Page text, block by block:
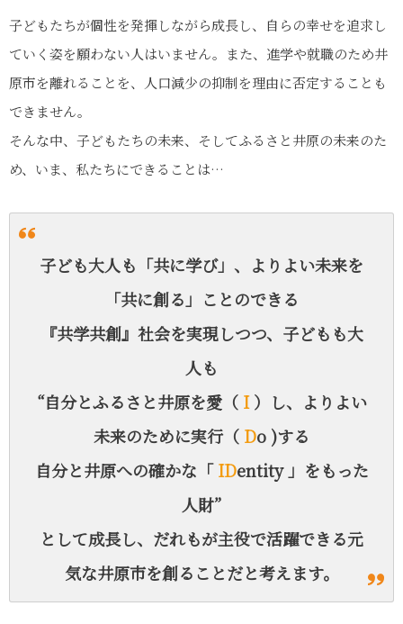
子どもたちが個性を発揮しながら成長し、自らの幸せを追求し
ていく姿を願わない人はいません。また、進学や就職のため井
原市を離れることを、人口減少の抑制を理由に否定することも
できません。
そんな中、子どもたちの未来、そしてふるさと井原の未来のた
め、いま、私たちにできることは…
子ども大人も「共に学び」、よりよい未来を
「共に創る」ことのできる
『共学共創』社会を実現しつつ、子どもも大
人も
“自分とふるさと井原を愛（ I）し、よりよい
未来のために実行（ Do )する
自分と井原への確かな「IDentity 」をもった
人財”
として成長し、 だれもが主役で活躍できる元
気な井原市を創ることだと考えます。